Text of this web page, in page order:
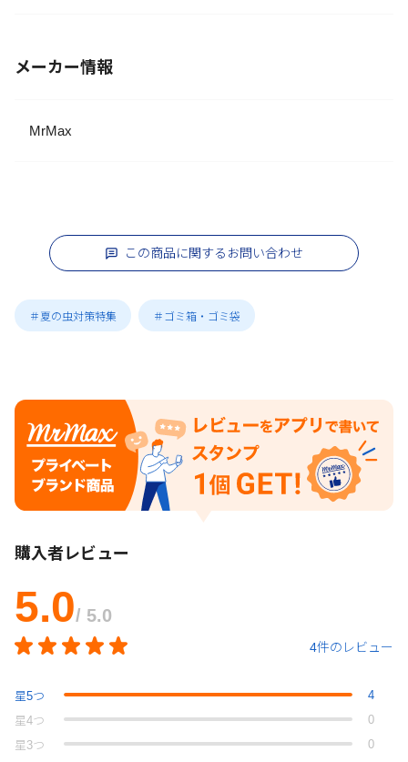
メーカー情報
MrMax
この商品に関するお問い合わせ
＃夏の虫対策特集 ＃ゴミ箱・ゴミ袋
購入者レビュー
5.0/ 5.0
4件のレビュー
星5つ
4
星4つ
0
星 3つ
0